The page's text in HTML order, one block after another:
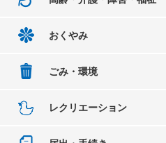
おくやみ
ごみ・環境
レクリエーション